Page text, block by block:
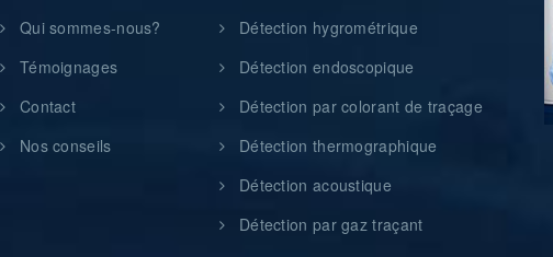
Qui sommes-nous?
Témoignages
Contact
Nos conseils
Détection hygrométrique
Détection endoscopique
Détection par colorant de traçage
Détection thermographique
Détection acoustique
Détection par gaz traçant